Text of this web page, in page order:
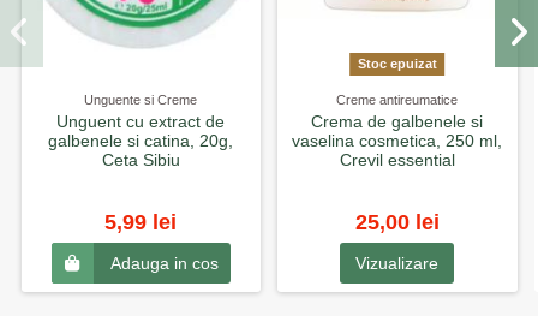
Unguente si Creme
Unguent cu extract de
galbenele si catina, 20g,
Ceta Sibiu
5,99 lei
Adauga in cos
Stoc epuizat
Creme antireumatice
Crema de galbenele si
vaselina cosmetica, 250 ml,
Crevil essential
25,00 lei
Vizualizare